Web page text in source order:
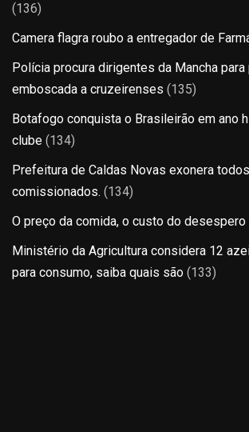
(136)
Camera flagra roubo a entregador de
Polícia procura dirigentes da Mancha
emboscada a cruzeirenses (135)
Botafogo conquista o Brasileirão em ano
clube (134)
Prefeitura de Caldas Novas exonera
comissionados. (134)
O preço da comida, o custo do desespero
Ministério da Agricultura considera 12
para consumo, saiba quais são (133)